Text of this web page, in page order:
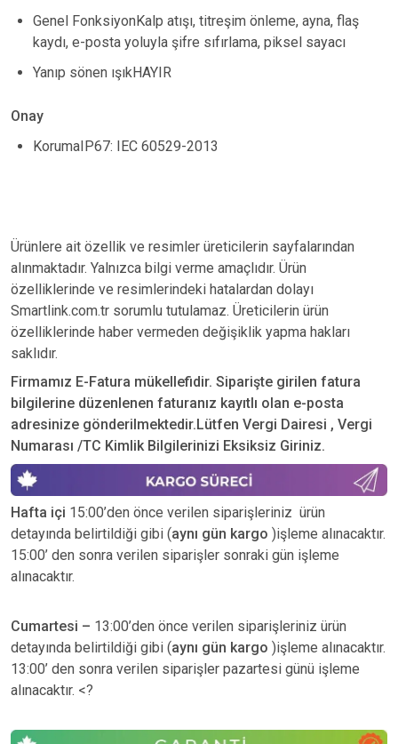
Genel FonksiyonKalp atışı, titreşim önleme, ayna, flaş
kaydı, e-posta yoluyla şifre sıfırlama, piksel sayacı
Yanıp sönen ışıkHAYIR
Onay
KorumaIP67: IEC 60529-2013
Ürünlere ait özellik ve resimler üreticilerin sayfalarından
alınmaktadır. Yalnızca bilgi verme amaçlıdır. Ürün
özelliklerinde ve resimlerindeki hatalardan dolayı
Smartlink.com.tr sorumlu tutulamaz. Üreticilerin ürün
özelliklerinde haber vermeden değişiklik yapma hakları
saklıdır.
Firmamız E-Fatura mükellefidir. Siparişte girilen fatura
bilgilerine düzenlenen faturanız kayıtlı olan e-posta
adresinize gönderilmektedir.Lütfen Vergi Dairesi , Vergi
Numarası /TC Kimlik Bilgilerinizi Eksiksiz Giriniz.
Hafta içi 15:00’den önce verilen siparişleriniz ürün
detayında belirtildiği gibi (aynı gün kargo )işleme alınacaktır.
15:00’ den sonra verilen siparişler sonraki gün işleme
alınacaktır.
Cumartesi – 13:00’den önce verilen siparişleriniz ürün
detayında belirtildiği gibi (aynı gün kargo )işleme alınacaktır.
13:00’ den sonra verilen siparişler pazartesi günü işleme
alınacaktır. <?